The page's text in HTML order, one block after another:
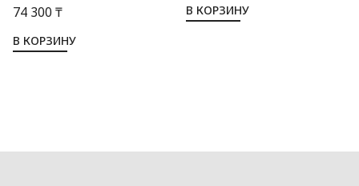
74 300 ₸
В КОРЗИНУ
В КОРЗИНУ